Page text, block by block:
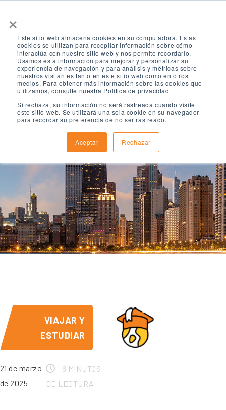
×
Este sitio web almacena cookies en su computadora. Estas
cookies se utilizan para recopilar información sobre cómo
interactúa con nuestro sitio web y nos permite recordarlo.
Usamos esta información para mejorar y personalizar su
experiencia de navegación y para análisis y métricas sobre
nuestros visitantes tanto en este sitio web como en otros
medios. Para obtener más información sobre las cookies que
utilizamos, consulte nuestra Política de privacidad
Si rechaza, su información no será rastreada cuando visite
este sitio web. Se utilizará una sola cookie en su navegador
para recordar su preferencia de no ser rastreado.
Aceptar Rechazar
VIAJAR Y
ESTUDIAR
21 de marzo
de 2025
6 MINUTOS
DE LECTURA